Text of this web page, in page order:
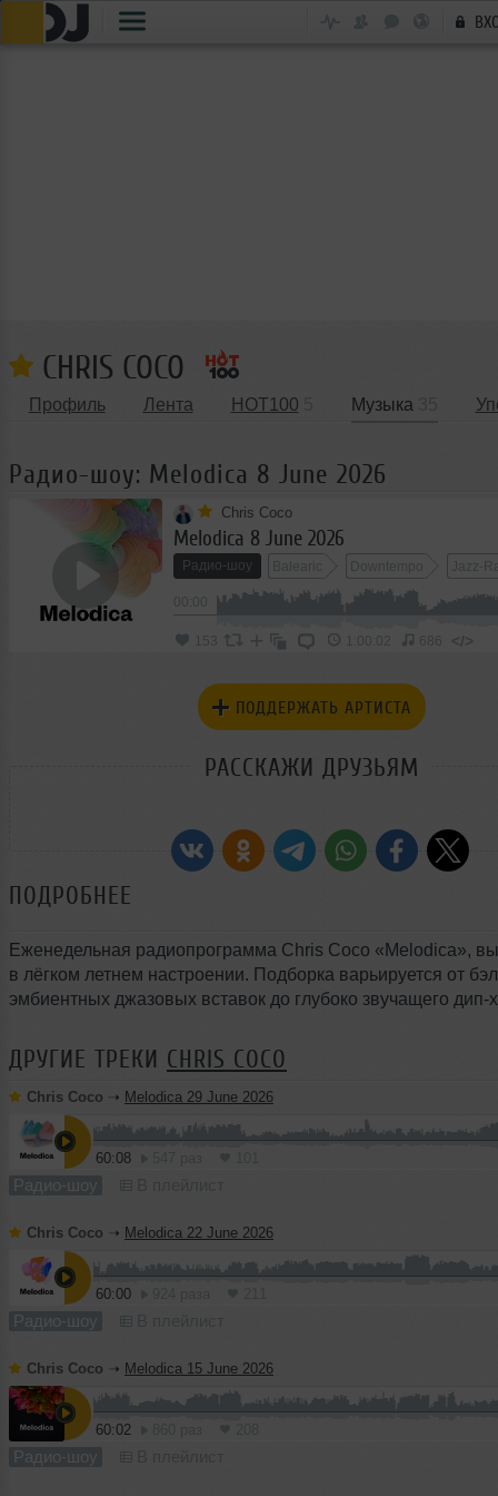
CHRIS COCO
Профиль Лента HOT100 Музыка
Радио-шоу: Melodica 8 June 2026
Chris Coco
Melodica 8 June 2026
Радио-шоу Balearic Downtempo Jazz-
153 1:00:02 686 </>
ПОДДЕРЖАТЬ АРТИСТА
РАССКАЖИ ДРУЗЬЯМ
ПОДРОБНЕЕ
Еженедельная радиопрограмма Chris Coco «Melodica»,
в лёгком летнем настроении. Подборка варьируется от
эмбиентных джазовых вставок до глубоко звучащего дип-
ДРУГИЕ ТРЕКИ CHRIS COCO
Chris Coco ➝ Melodica 29 June 2026
60:08
Радио-шоу
Chris Coco ➝ Melodica 22 June 2026
60:00
Радио-шоу
Chris Coco ➝ Melodica 15 June 2026
60:02
Радио-шоу